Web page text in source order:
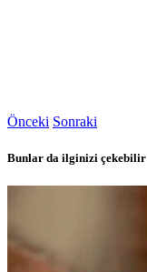
Önceki Sonraki
Bunlar da ilginizi çekebilir